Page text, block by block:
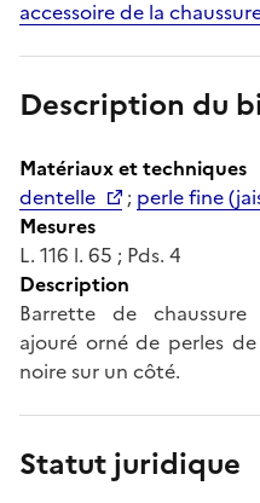
accessoire de la
Description du
Matériaux et techniques
dentelle
; perle fine
Mesures
L. 116 l. 65 ; Pds. 4
Description
Barrette de
ajouré orné de perles
noire sur un côté.
Statut juridique